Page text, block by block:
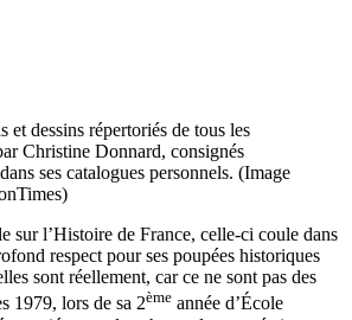
et dessins répertoriés de tous les
Christine Donnard, consignés
ses catalogues personnels. (Image
sur l’Histoire de France, celle-ci coule dans
respect pour ses poupées historiques
sont réellement, car ce ne sont pas des
1979, lors de sa 2ème année d’École